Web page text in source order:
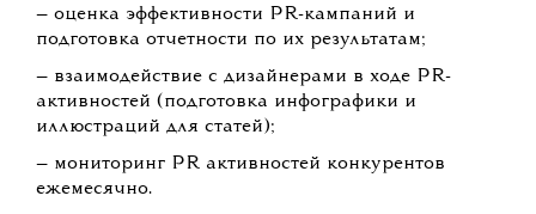
— оценка эффективности PR-кампаний и
подготовка отчетности по их результатам;
— взаимодействие с дизайнерами в ходе PR-
активностей (подготовка инфографики и
иллюстраций для статей);
— мониторинг PR активностей конкурентов
ежемесячно.